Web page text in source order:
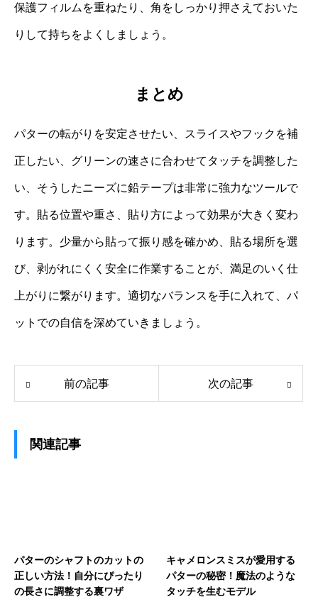
保護フィルムを重ねたり、角をしっかり押さえておいた
りして持ちをよくしましょう。
まとめ
パターの転がりを安定させたい、スライスやフックを補
正したい、グリーンの速さに合わせてタッチを調整した
い、そうしたニーズに鉛テープは非常に強力なツールで
す。貼る位置や重さ、貼り方によって効果が大きく変わ
ります。少量から貼って振り感を確かめ、貼る場所を選
び、剥がれにくく安全に作業することが、満足のいく仕
上がりに繋がります。適切なバランスを手に入れて、パ
ットでの自信を深めていきましょう。
前の記事 次の記事
関連記事
パターのシャフトのカットの
正しい方法！自分にぴったり
の長さに調整する裏ワザ
キャメロンスミスが愛用する
パターの秘密！魔法のような
タッチを生むモデル